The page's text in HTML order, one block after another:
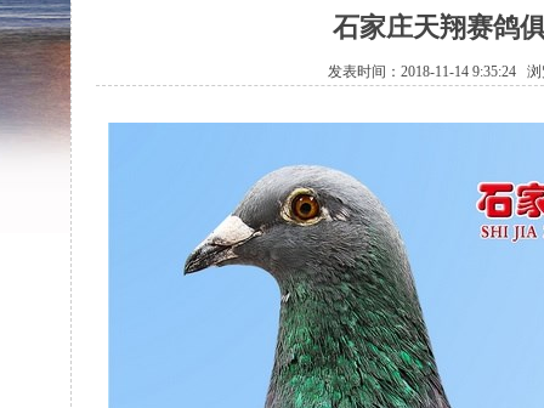
石家庄天翔赛鸽
发表时间：2018-11-14 9:35:24